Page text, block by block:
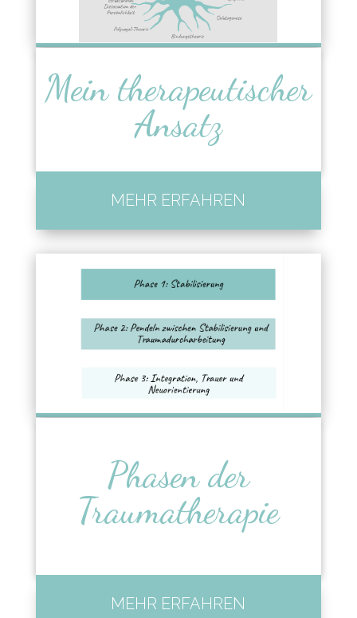
Mein therapeutischer
Ansatz
MEHR ERFAHREN
Phasen der
Traumatherapie
MEHR ERFAHREN